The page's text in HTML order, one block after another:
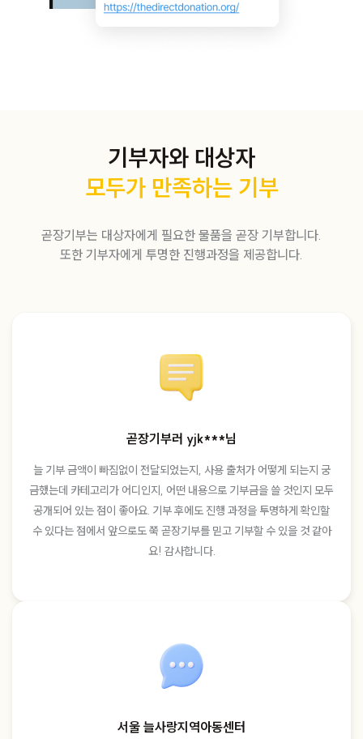
기부자와 대상자
모두가 만족하는 기부
곧장기부는 대상자에게 필요한 물품을 곧장 기부합니다.
또한 기부자에게 투명한 진행과정을 제공합니다.
곧장기부러 yjk***님
늘 기부 금액이 빠짐없이 전달되었는지, 사용 출처가 어떻게 되는지 궁
금했는데 카테고리가 어디인지, 어떤 내용으로 기부금을 쓸 것인지 모두
공개되어 있는 점이 좋아요. 기부 후에도 진행 과정을 투명하게 확인할
수 있다는 점에서 앞으로도 쭉 곧장기부를 믿고 기부할 수 있을 것 같아
요! 감사합니다.
서울 늘사랑지역아동센터